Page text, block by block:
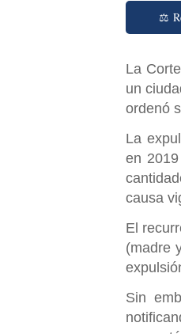
⚖
La
un
ordenó
La
en
causa
El
(madre
Sin